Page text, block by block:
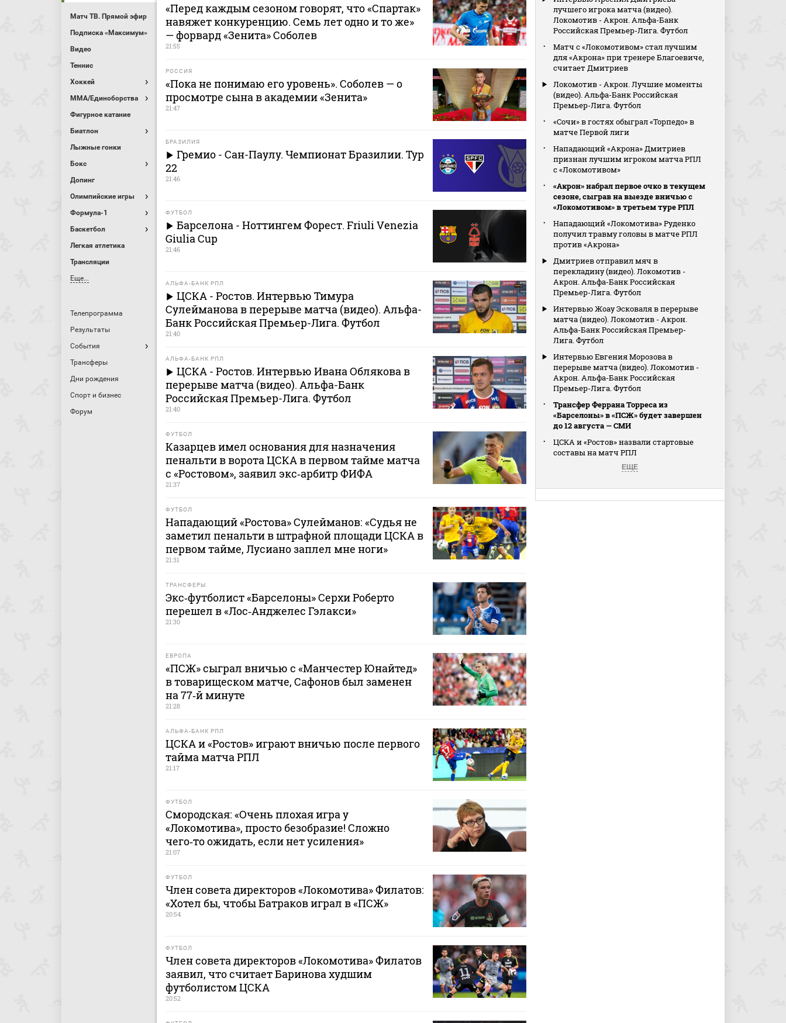
Матч ТВ. Прямой эфир
Подписка «Максимум»
Видео
Теннис
Хоккей
MMA/Единоборства
Фигурное катание
Биатлон
Лыжные гонки
Бокс
Допинг
Олимпийские игры
Формула-1
Баскетбол
Легкая атлетика
Трансляции
Еще...
Телепрограмма
Результаты
События
Трансферы
Дни рождения
Спорт и бизнес
Форум
«Перед каждым сезоном говорят, что «Спартак»
навяжет конкуренцию. Семь лет одно и то же»
— форвард «Зенита» Соболев
21:55
РОССИЯ
«Пока не понимаю его уровень». Соболев — о
просмотре сына в академии «Зенита»
21:47
БРАЗИЛИЯ
Гремио - Сан-Паулу. Чемпионат Бразилии. Тур
22
21:46
ФУТБОЛ
Барселона - Ноттингем Форест. Friuli Venezia
Giulia Cup
21:46
АЛЬФА-БАНК РПЛ
ЦСКА - Ростов. Интервью Тимура
Сулейманова в перерыве матча (видео). Альфа-
Банк Российская Премьер-Лига. Футбол
21:40
АЛЬФА-БАНК РПЛ
ЦСКА - Ростов. Интервью Ивана Облякова в
перерыве матча (видео). Альфа-Банк
Российская Премьер-Лига. Футбол
21:40
ФУТБОЛ
Казарцев имел основания для назначения
пенальти в ворота ЦСКА в первом тайме матча
с «Ростовом», заявил экс‑арбитр ФИФА
21:37
ФУТБОЛ
Нападающий «Ростова» Сулейманов: «Судья не
заметил пенальти в штрафной площади ЦСКА в
первом тайме, Лусиано заплел мне ноги»
21:31
ТРАНСФЕРЫ
Экс‑футболист «Барселоны» Серхи Роберто
перешел в «Лос‑Анджелес Гэлакси»
21:30
ЕВРОПА
«ПСЖ» сыграл вничью с «Манчестер Юнайтед»
в товарищеском матче, Сафонов был заменен
на 77‑й минуте
21:28
АЛЬФА-БАНК РПЛ
ЦСКА и «Ростов» играют вничью после первого
тайма матча РПЛ
21:17
ФУТБОЛ
Смородская: «Очень плохая игра у
«Локомотива», просто безобразие! Сложно
чего‑то ожидать, если нет усиления»
21:07
ФУТБОЛ
Член совета директоров «Локомотива» Филатов:
«Хотел бы, чтобы Батраков играл в «ПСЖ»
20:54
ФУТБОЛ
Член совета директоров «Локомотива» Филатов
заявил, что считает Баринова худшим
футболистом ЦСКА
20:52
лучшего игрока матча (видео).
Локомотив - Акрон. Альфа-Банк
Российская Премьер-Лига. Футбол
Матч с «Локомотивом» стал лучшим
для «Акрона» при тренере Благоевиче,
считает Дмитриев
Локомотив - Акрон. Лучшие моменты
(видео). Альфа-Банк Российская
Премьер-Лига. Футбол
«Сочи» в гостях обыграл «Торпедо» в
матче Первой лиги
Нападающий «Акрона» Дмитриев
признан лучшим игроком матча РПЛ
с «Локомотивом»
«Акрон» набрал первое очко в текущем
сезоне, сыграв на выезде вничью с
«Локомотивом» в третьем туре РПЛ
Нападающий «Локомотива» Руденко
получил травму головы в матче РПЛ
против «Акрона»
Дмитриев отправил мяч в
перекладину (видео). Локомотив -
Акрон. Альфа-Банк Российская
Премьер-Лига. Футбол
Интервью Жоау Эсковаля в перерыве
матча (видео). Локомотив - Акрон.
Альфа-Банк Российская Премьер-
Лига. Футбол
Интервью Евгения Морозова в
перерыве матча (видео). Локомотив -
Акрон. Альфа-Банк Российская
Премьер-Лига. Футбол
Трансфер Феррана Торреса из
«Барселоны» в «ПСЖ» будет завершен
до 12 августа — СМИ
ЦСКА и «Ростов» назвали стартовые
составы на матч РПЛ
ЕЩЕ